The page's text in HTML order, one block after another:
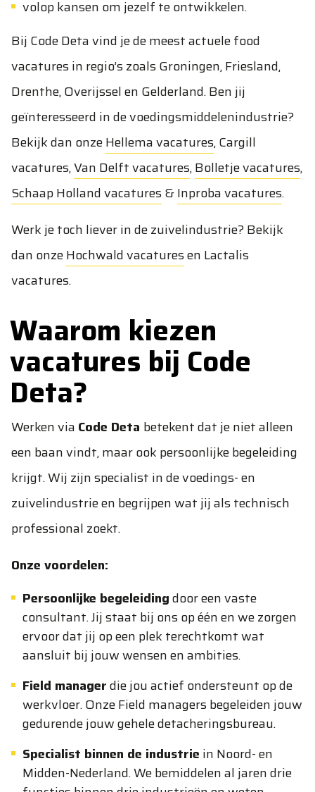
volop kansen om jezelf te ontwikkelen.
Bij Code Deta vind je de meest actuele food
vacatures in regio’s zoals Groningen, Friesland,
Drenthe, Overijssel en Gelderland. Ben jij
geïnteresseerd in de voedingsmiddelenindustrie?
Bekijk dan onzeHellema vacatures,Cargill
vacatures,Van Delft vacatures,Bolletje vacatures,
Schaap Holland vacatures&Inproba vacatures.
Werk je toch liever in de zuivelindustrie? Bekijk
dan onzeHochwald vacaturesen Lactalis
vacatures.
Waarom kiezen
vacatures bij Code
Deta?
Werken via Code Deta betekent dat je niet alleen
een baan vindt, maar ook persoonlijke begeleiding
krijgt. Wij zijn specialist in de voedings- en
zuivelindustrie en begrijpen wat jij als technisch
professional zoekt.
Onze voordelen:
Persoonlijke begeleidingdoor een vaste
consultant. Jij staat bij ons op één en we zorgen
ervoor dat jij op een plek terechtkomt wat
aansluit bij jouw wensen en ambities.
Field managerdie jou actief ondersteunt op de
werkvloer. Onze Field managers begeleiden jouw
gedurende jouw gehele detacheringsbureau.
Specialist binnen de industrie in Noord- en
Midden-Nederland. We bemiddelen al jaren drie